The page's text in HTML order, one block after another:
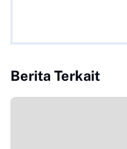
Berita Terkait